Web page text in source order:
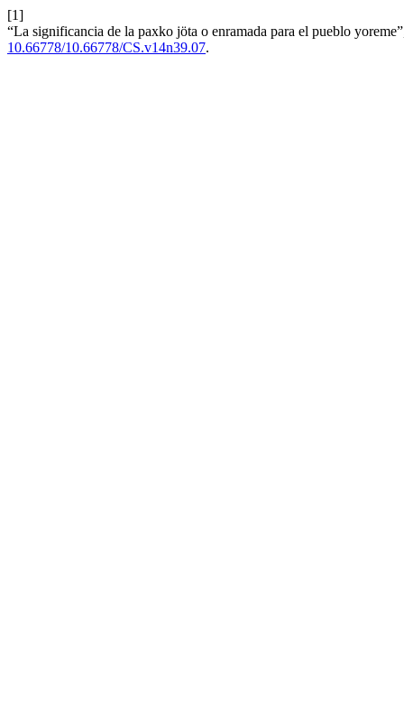
[1]
“La significancia de la paxko jöta o enramada para el pueblo
10.66778/10.66778/CS.v14n39.07.